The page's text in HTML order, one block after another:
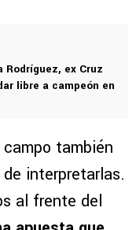
Rodríguez, ex Cruz
libre a campeón en
también
interpretarlas.
al frente del